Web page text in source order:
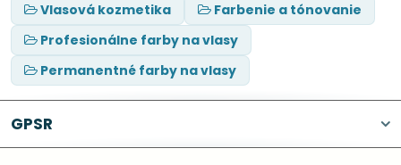
Vlasová kozmetika
Farbenie a tónovanie
Profesionálne farby na vlasy
Permanentné farby na vlasy
GPSR